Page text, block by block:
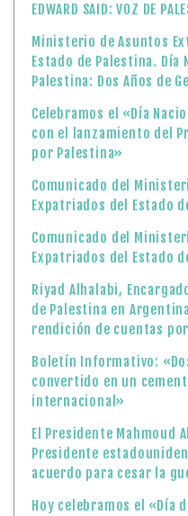
EDWARD SAID: VOZ DE
Ministerio de Asuntos
Estado de Palestina. Día
Palestina: Dos Años de
Celebramos el «Día
con el lanzamiento del
por Palestina»
Comunicado del
Expatriados del Estado
Comunicado del
Expatriados del Estado
Riyad Alhalabi,
de Palestina en
rendición de cuentas
Boletín Informativo:
convertido en un
internacional»
El Presidente Mahmoud
Presidente
acuerdo para cesar la
Hoy celebramos el «Día